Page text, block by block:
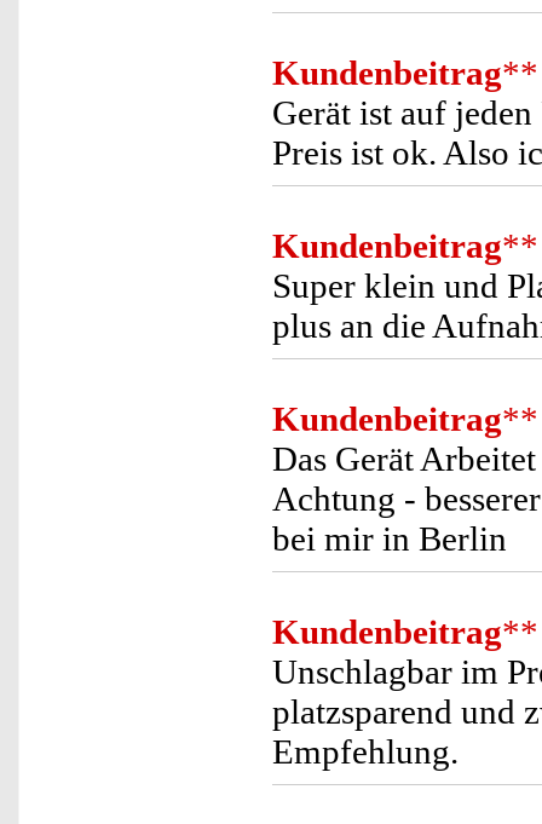
Kundenbeitrag**
Gerät ist auf
Preis ist ok. Also
Kundenbeitrag**
Super klein und
plus an die
Kundenbeitrag**
Das Gerät
Achtung -
bei mir in Berlin
Kundenbeitrag**
Unschlagbar im
platzsparend und
Empfehlung.